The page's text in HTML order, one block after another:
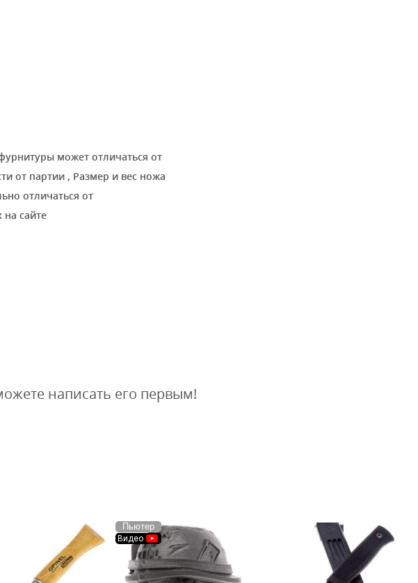
может отличаться от
от партии , Размер и вес ножа
отличаться от
на сайте
написать его первым!
Пьютер
Видео